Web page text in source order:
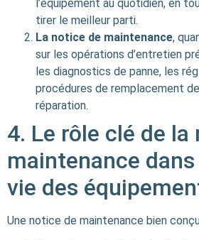
l’équipement au quotidien, en
tirer le meilleur parti.
La notice de maintenance,
sur les opérations d’entretien
les diagnostics de panne, les
procédures de remplacement
réparation.
4. Le rôle clé de la
maintenance
vie des
Une notice de maintenance bien